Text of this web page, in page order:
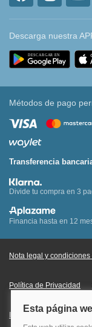
Descarga nuestra
Métodos de pago
Transferencia
Divide tu compra en 3
Financia hasta en 12
Nota legal y
Política de Privacidad
Información Legal sobre